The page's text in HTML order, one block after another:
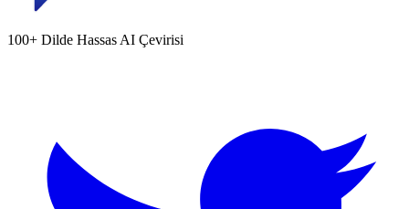
100+ Dilde Hassas AI Çevirisi